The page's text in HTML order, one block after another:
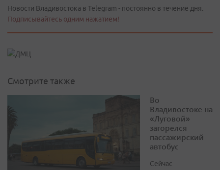
Новости Владивостока в Telegram - постоянно в течение дня.
Подписывайтесь одним нажатием!
Смотрите также
Во
Владивостоке на
«Луговой»
загорелся
пассажирский
автобус
Сейчас